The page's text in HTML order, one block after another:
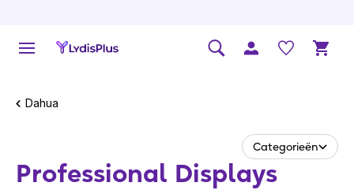
Dahua
Categorieën
Professional Displays